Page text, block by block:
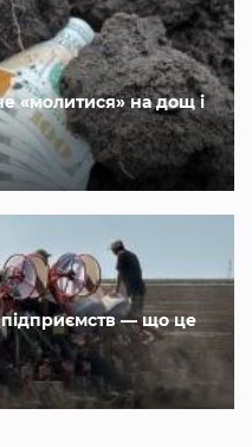
«молитися» на дощ і
підприємств — що це